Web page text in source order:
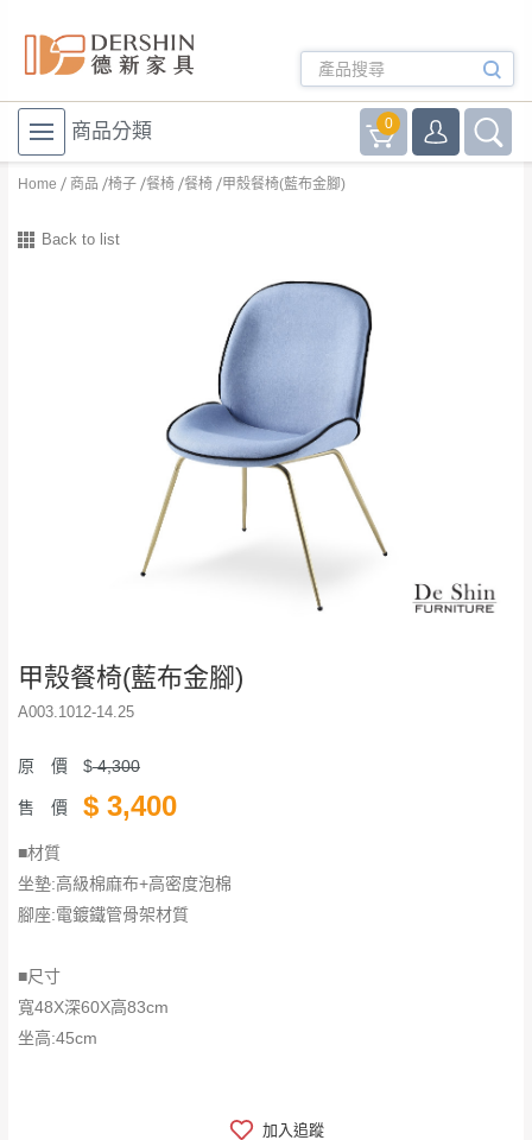
商品分類 0
Home 商品 椅子 餐椅 餐椅 甲殼餐椅(藍布金腳)
Back to list
甲殼餐椅(藍布金腳)
A003.1012-14.25
原 價 $4,300
售 價 $ 3,400
■材質
坐墊:高級棉麻布+高密度泡棉
腳座:電鍍鐵管骨架材質
■尺寸
寬48X深60X高83cm
坐高:45cm
加入追蹤